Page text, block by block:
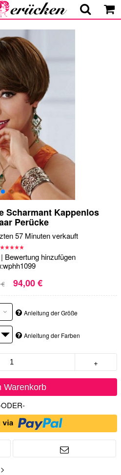
Scharmant Kappenlos
Perücke
57 Minuten verkauft
| Bewertung hinzufügen
wphh1099
€ 94,00 €
Anleitung der Größe
Anleitung der Farben
+
Warenkorb